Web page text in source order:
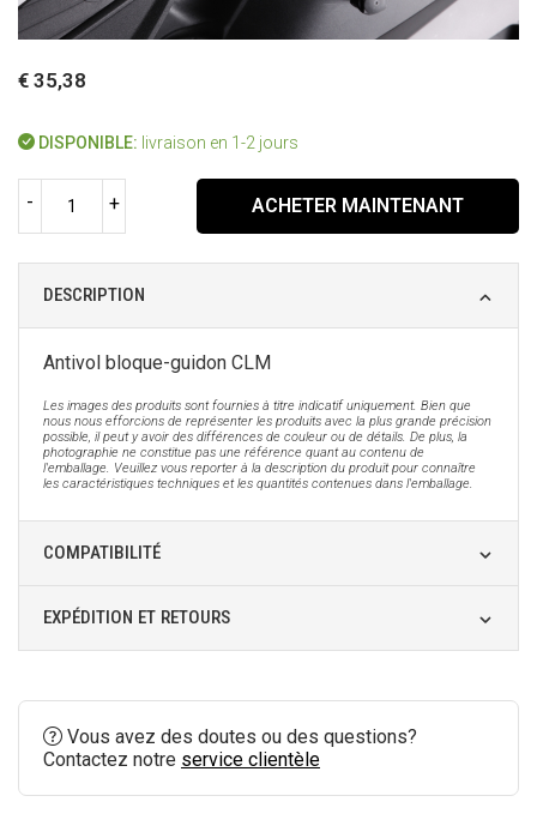
€ 35,38
DISPONIBLE: livraison en 1-2 jours
- + ACHETER MAINTENANT
DESCRIPTION
Antivol bloque-guidon CLM
Les images des produits sont fournies à titre indicatif uniquement. Bien que
nous nous efforcions de représenter les produits avec la plus grande précision
possible, il peut y avoir des différences de couleur ou de détails. De plus, la
photographie ne constitue pas une référence quant au contenu de
l'emballage. Veuillez vous reporter à la description du produit pour connaître
les caractéristiques techniques et les quantités contenues dans l'emballage.
COMPATIBILITÉ
EXPÉDITION ET RETOURS
Vous avez des doutes ou des questions?
Contactez notre service clientèle